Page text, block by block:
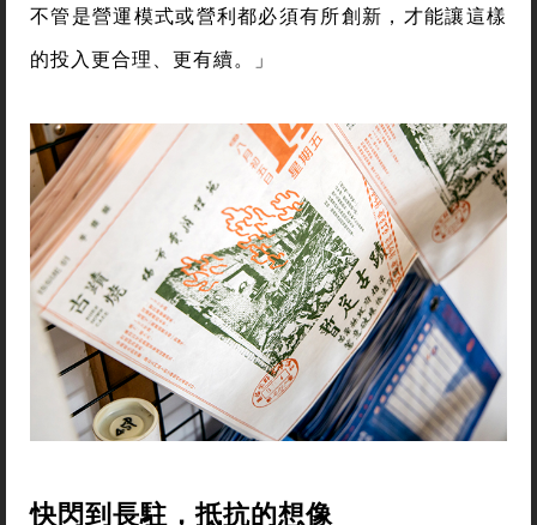
不管是營運模式或營利都必須有所創新，才能讓這樣
的投入更合理、更有續。」
快閃到長駐，抵抗的想像